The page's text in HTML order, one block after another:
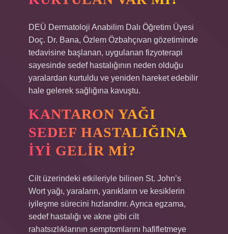
DEÜ Dermatoloji Anabilim Dalı Öğretim Üyesi
Doç. Dr. Bana, Özlem Özbahçıvan gözetiminde
tedavisine başlanan, uygulanan fizyoterapi
sayesinde sedef hastalığının neden olduğu
yaralardan kurtuldu ve yeniden hareket edebilir
hale gelerek sağlığına kavuştu.
KANTARON YAĞI
SEDEF HASTALIĞINA
IYI GELIR MI?
Cilt üzerindeki etkileriyle bilinen St. John’s
Wort yağı, yaraların, yanıkların ve kesiklerin
iyileşme sürecini hızlandırır. Ayrıca egzama,
sedef hastalığı ve akne gibi cilt
rahatsızlıklarının semptomlarını hafifletmeye